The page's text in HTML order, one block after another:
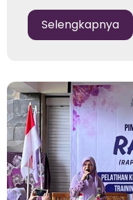
Selengkapnya